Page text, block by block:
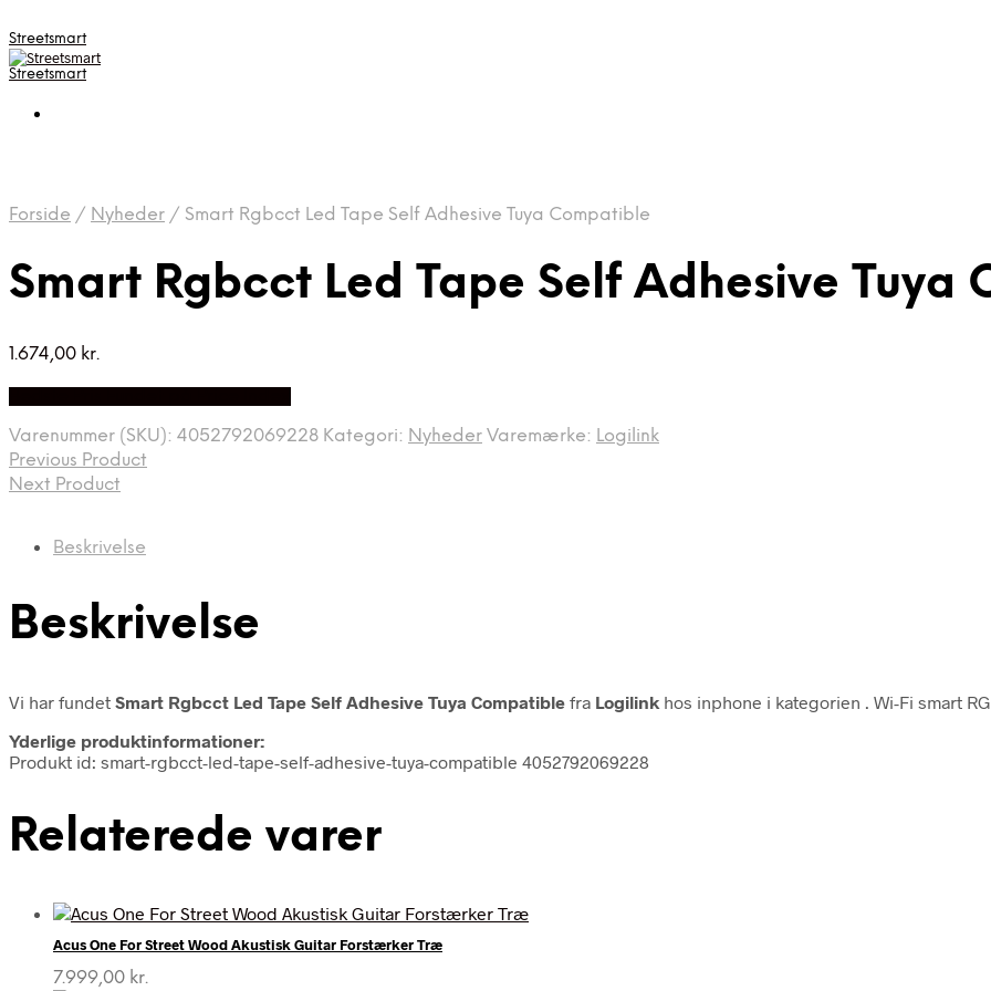
Streetsmart
Streetsmart
Forside / Nyheder / Smart Rgbcct Led Tape Self Adhesive Tuya Compatible
Smart Rgbcct Led Tape Self Adhesive Tuya
1.674,00 kr.
Varenummer (SKU): 4052792069228 Kategori: Nyheder Varemærke: Logilink
Previous Product
Next Product
Beskrivelse
Beskrivelse
Vi har fundet Smart Rgbcct Led Tape Self Adhesive Tuya Compatible fra Logilink hos inphone i kategorien
. Wi-Fi smart
Yderlige produktinformationer:
Produkt id: smart-rgbcct-led-tape-self-adhesive-tuya-compatible 4052792069228
Relaterede varer
Acus One For Street Wood Akustisk Guitar Forstærker Træ
7.999,00 kr.